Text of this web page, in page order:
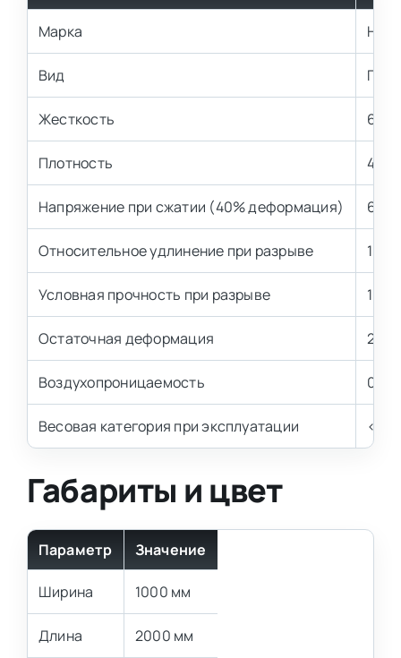
Марка
Вид
Жесткость 6,5
Плотность 40
Напряжение при сжатии (40% деформация)
Относительное удлинение при разрыве 100
Условная прочность при разрыве 100
Остаточная деформация 2,5-
Воздухопроницаемость 0,8-
Весовая категория при эксплуатации <
Габариты и цвет
Параметр Значение
Ширина 1000 мм
Длина 2000 мм